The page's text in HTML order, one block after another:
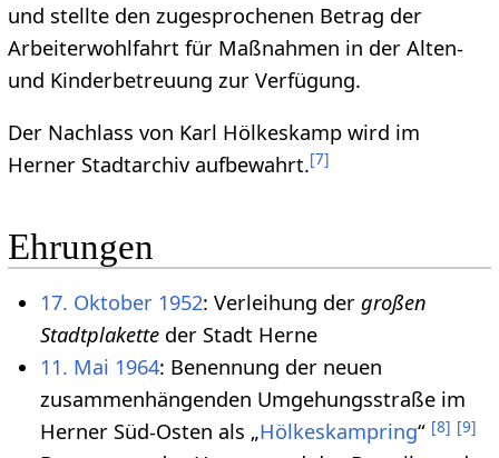
und stellte den zugesprochenen Betrag der
Arbeiterwohlfahrt für Maßnahmen in der Alten-
und Kinderbetreuung zur Verfügung.
Der Nachlass von Karl Hölkeskamp wird im
Herner Stadtarchiv aufbewahrt.[7]
Ehrungen
17. Oktober 1952: Verleihung der großen
Stadtplakette der Stadt Herne
11. Mai 1964: Benennung der neuen
zusammenhängenden Umgehungsstraße im
Herner Süd-Osten als „Hölkeskampring“ [8] [9]